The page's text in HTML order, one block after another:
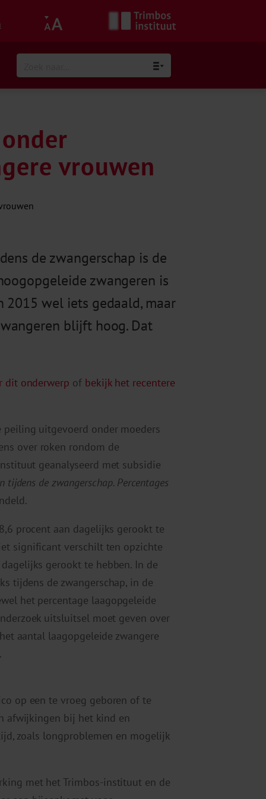
vrouwen
de zwangerschap is de
zwangeren is
2015 wel iets gedaald, maar
blijft hoog. Dat
dit onderwerp of bekijk het recentere
uitgevoerd onder moeders
over roken rondom de
geanalyseerd met subsidie
tijdens de zwangerschap. Percentages
procent aan dagelijks gerookt te
significant verschilt ten opzichte
gerookt te hebben. In de
tijdens de zwangerschap, in de
het percentage laagopgeleide
uitsluitsel moet geven over
aantal laagopgeleide zwangere
op een te vroeg geboren of te
afwijkingen bij het kind en
zoals longproblemen en mogelijk
met het Trimbos-instituut en de